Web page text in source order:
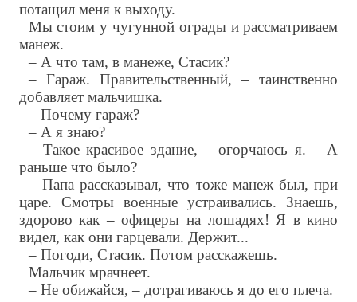
потащил меня к выходу.
Мы стоим у чугунной ограды и рассматриваем
манеж.
– А что там, в манеже, Стасик?
– Гараж. Правительственный, – таинственно
добавляет мальчишка.
– Почему гараж?
– А я знаю?
– Такое красивое здание, – огорчаюсь я. – А
раньше что было?
– Папа рассказывал, что тоже манеж был, при
царе. Смотры военные устраивались. Знаешь,
здорово как – офицеры на лошадях! Я в кино
видел, как они гарцевали. Держит...
– Погоди, Стасик. Потом расскажешь.
Мальчик мрачнеет.
– Не обижайся, – дотрагиваюсь я до его плеча.